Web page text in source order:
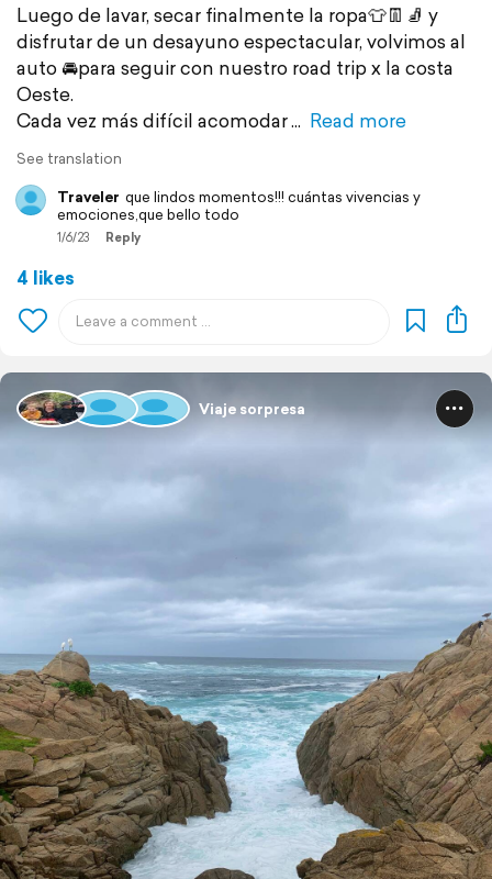
Luego de lavar, secar finalmente la ropa👕👖🧦 y
disfrutar de un desayuno espectacular, volvimos al
auto 🚘para seguir con nuestro road trip x la costa
Oeste.
Cada vez más difícil acomodar
Read more
See translation
Traveler que lindos momentos!!! cuántas vivencias y
emociones,que bello todo
1/6/23 Reply
4 likes
Viaje sorpresa